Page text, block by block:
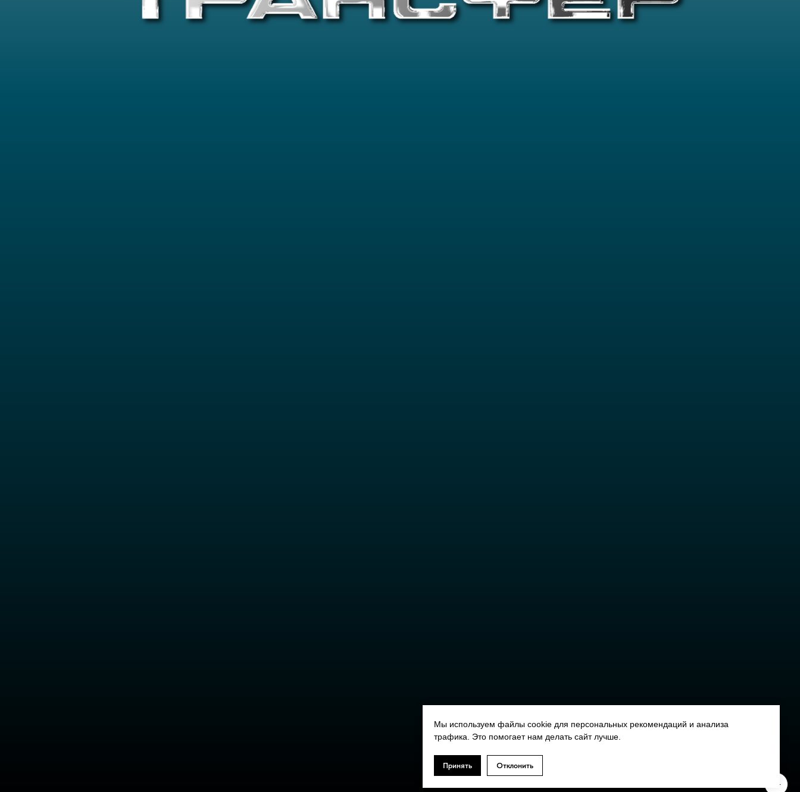
Мы используем файлы cookie для персональных рекомендаций и анализа
трафика. Это помогает нам делать сайт лучше.
Принять Отклонить
0+